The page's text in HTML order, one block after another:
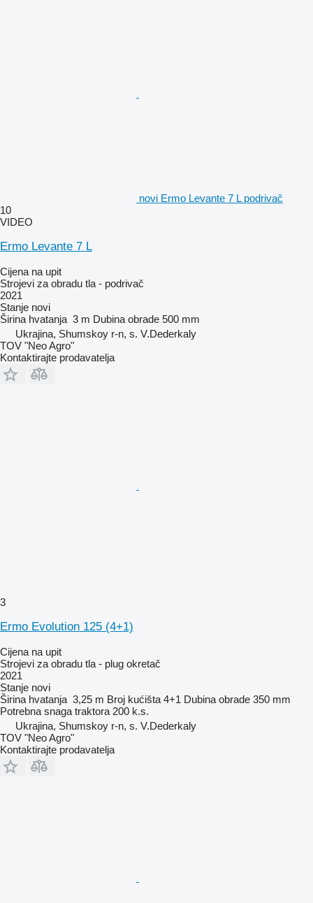
novi Ermo Levante 7 L podrivač
10
VIDEO
Ermo Levante 7 L
Cijena na upit
Strojevi za obradu tla - podrivač
2021
Stanje novi
Širina hvatanja 3 m Dubina obrade 500 mm
Ukrajina, Shumskoy r-n, s. V.Dederkaly
TOV "Neo Agro"
Kontaktirajte prodavatelja
3
Ermo Evolution 125 (4+1)
Cijena na upit
Strojevi za obradu tla - plug okretač
2021
Stanje novi
Širina hvatanja 3,25 m Broj kućišta 4+1 Dubina obrade 350 mm
Potrebna snaga traktora 200 k.s.
Ukrajina, Shumskoy r-n, s. V.Dederkaly
TOV "Neo Agro"
Kontaktirajte prodavatelja